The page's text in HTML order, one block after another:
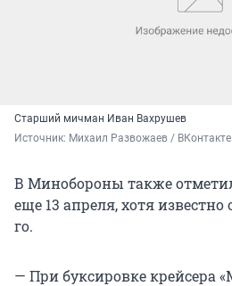
Старший мичман Иван Вахрушев
Источник: Михаил Развожаев / ВКонтакте
В Минобороны также
еще 13 апреля, хотя
го.
— При буксировке крейсера